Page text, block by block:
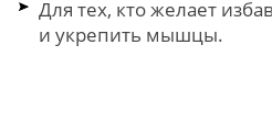
Для тех, кто желает
и укрепить мышцы.